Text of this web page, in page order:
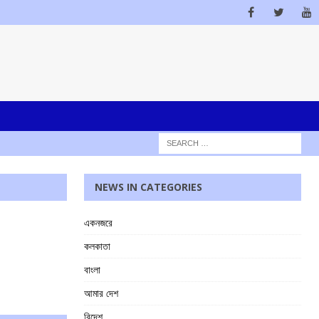
NEWS IN CATEGORIES
একনজরে
কলকাতা
বাংলা
আমার দেশ